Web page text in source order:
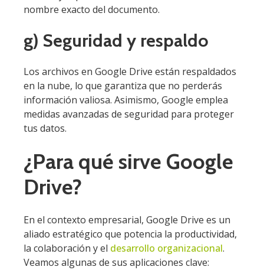
nombre exacto del documento.
g) Seguridad y respaldo
Los archivos en Google Drive están respaldados
en la nube, lo que garantiza que no perderás
información valiosa. Asimismo, Google emplea
medidas avanzadas de seguridad para proteger
tus datos.
¿Para qué sirve Google
Drive?
En el contexto empresarial, Google Drive es un
aliado estratégico que potencia la productividad,
la colaboración y el desarrollo organizacional.
Veamos algunas de sus aplicaciones clave: